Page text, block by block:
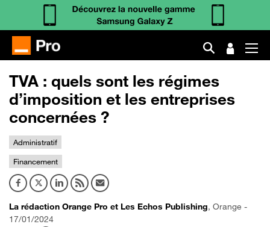
TVA : quels sont les régimes
d’imposition et les entreprises
concernées ?
Administratif
Financement
La rédaction Orange Pro et Les Echos Publishing, Orange -
17/01/2024